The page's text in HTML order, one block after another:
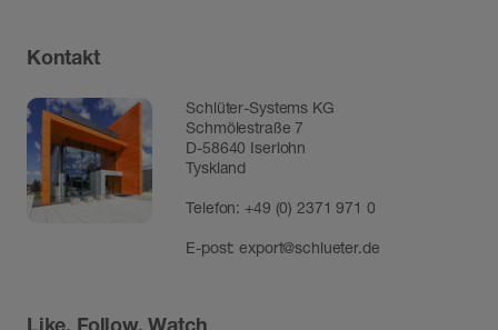
Kontakt
Schlüter-Systems KG
Schmölestraße 7
D-58640 Iserlohn
Tyskland
Telefon:+49 (0) 2371 971 0
E-post:export@schlueter.de
Like, Follow, Watch